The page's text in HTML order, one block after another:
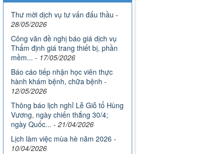
Bệnh viện Phục hồi chức
năng Bắc Ninh lan tỏa nghĩa cử cao
đẹp hưởng ứng chiến dịch “Những
giọt máu hồng - Hè ”năm 2026
Đoàn viên Bệnh viện Phục hồi
chức năng Bắc Ninh đạt giải cuộc
thi viết “Bữa cơm gia đình”
Thư mời dịch vụ tư vấn đấu thầu -
28/05/2026
Công văn đề nghị báo giá dịch vụ
Thẩm định giá trang thiết bị, phần
mềm... - 17/05/2026
Báo cáo tiếp nhận học viên thực
hành khám bệnh, chữa bệnh -
12/05/2026
Thông báo lịch nghỉ Lễ Giỗ tổ Hùng
Vương, ngày chiến thắng 30/4;
ngày Quốc... - 21/04/2026
Lịch làm việc mùa hè năm 2026 -
10/04/2026